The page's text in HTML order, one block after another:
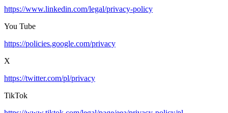
https://www.linkedin.com/legal/privacy-policy
You Tube
https://policies.google.com/privacy
X
https://twitter.com/pl/privacy
TikTok